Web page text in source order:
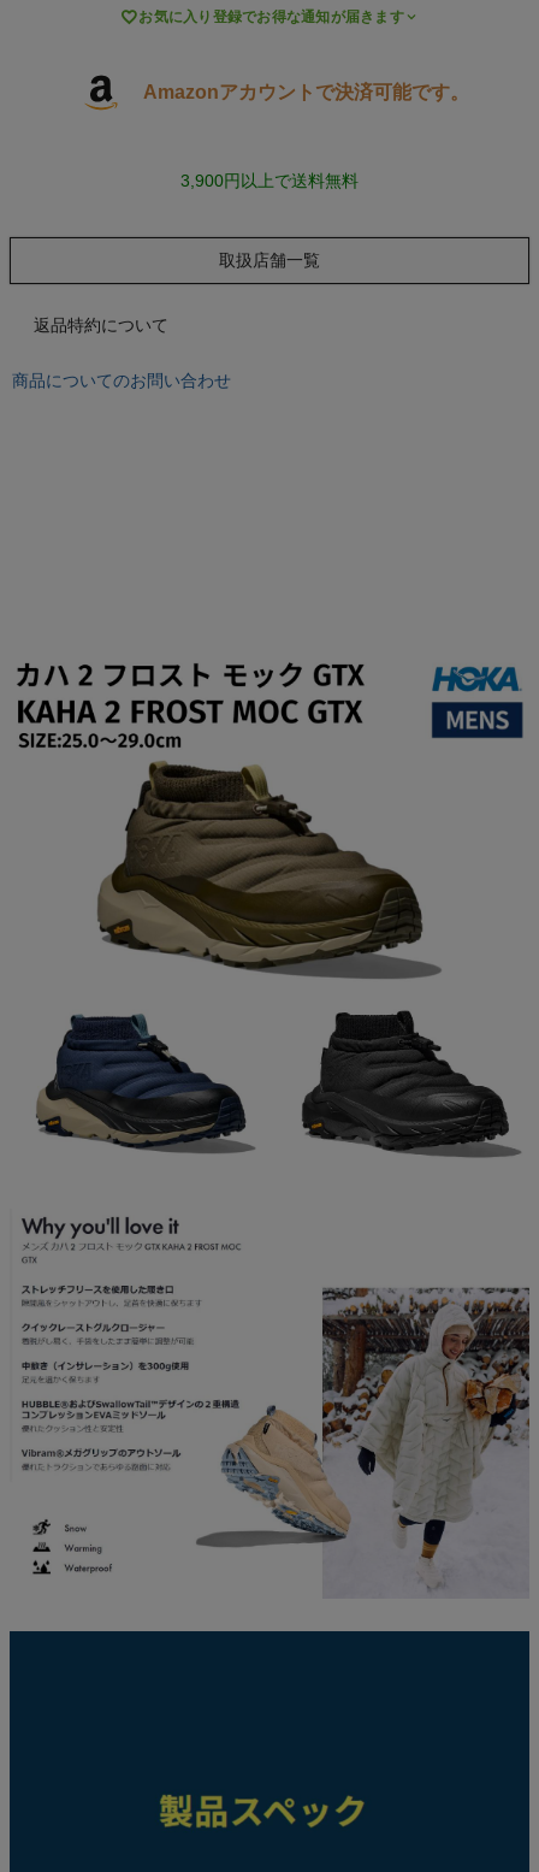
キャンプ・フェス
インフィット INFIT
ベースボールマリオ（野球商品）
お気に入り
クーポン一覧
商品レビュー
アウトレットセール
スタッフコーディネート
お気に入り登録でお得な通知が届きます
Amazonアカウントで決済可能です。
3,900円以上で送料無料
取扱店舗一覧
返品特約について
商品についてのお問い合わせ